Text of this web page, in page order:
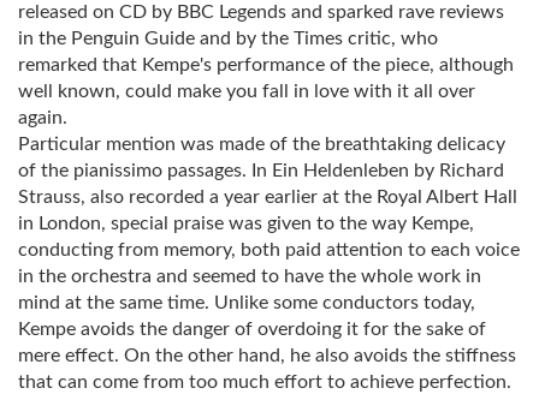
released on CD by BBC Legends and sparked rave reviews
in the Penguin Guide and by the Times critic, who
remarked that Kempe's performance of the piece, although
well known, could make you fall in love with it all over
again.
Particular mention was made of the breathtaking delicacy
of the pianissimo passages. In Ein Heldenleben by Richard
Strauss, also recorded a year earlier at the Royal Albert Hall
in London, special praise was given to the way Kempe,
conducting from memory, both paid attention to each voice
in the orchestra and seemed to have the whole work in
mind at the same time. Unlike some conductors today,
Kempe avoids the danger of overdoing it for the sake of
mere effect. On the other hand, he also avoids the stiffness
that can come from too much effort to achieve perfection.